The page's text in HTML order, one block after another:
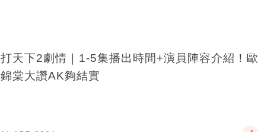
打天下2劇情｜1-5集播出時間+演員陣容介紹！歐
錦棠大讚AK夠結實